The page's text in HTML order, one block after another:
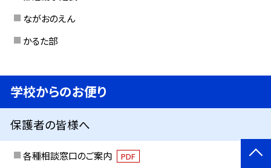
ながおのえん
かるた部
学校からのお便り
保護者の皆様へ
各種相談窓口のご案内 PDF